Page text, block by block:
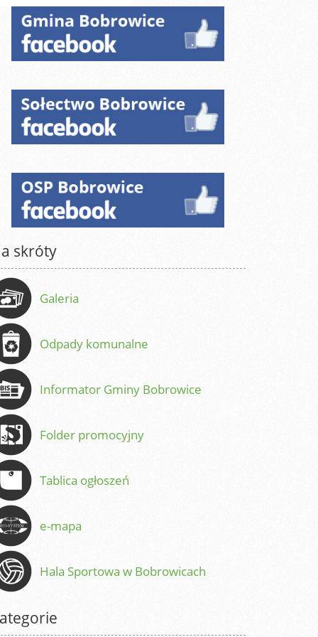
skróty
Galeria
Odpady komunalne
Informator Gminy Bobrowice
Folder promocyjny
Tablica ogłoszeń
e-mapa
Hala Sportowa w Bobrowicach